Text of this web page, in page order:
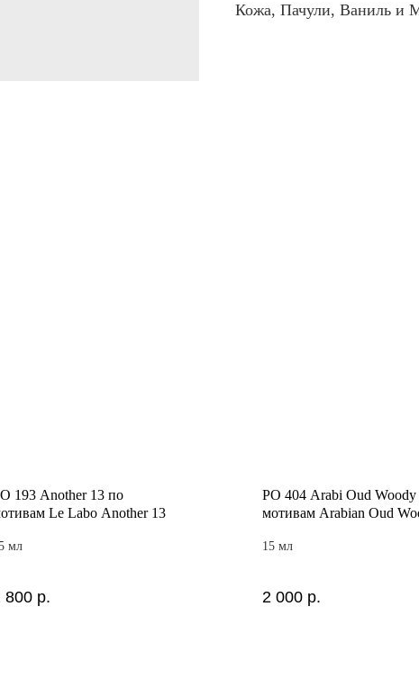
Кожа, Пачули, Ваниль и
193 Another 13 по
Le Labo Another 13
мл
800 р.
PO 404 Arabi Oud
мотивам Arabian Oud
15 мл
2 000 р.